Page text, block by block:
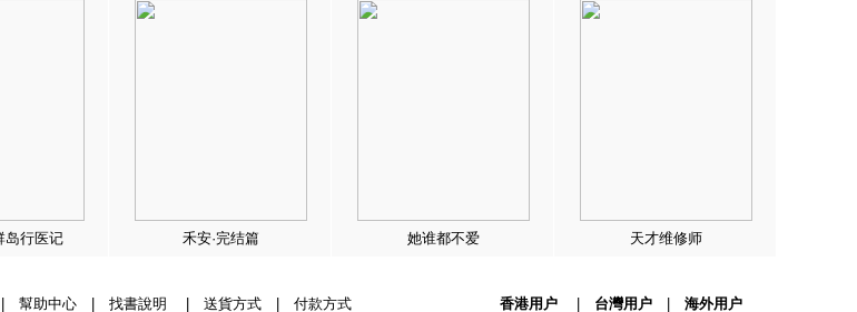
岛行医记 禾安·完结篇 她谁都不爱 天才维修师
幫助中心| 找書說明 送貨方式| 付款方式 香港用户| 台灣用户| 海外用户